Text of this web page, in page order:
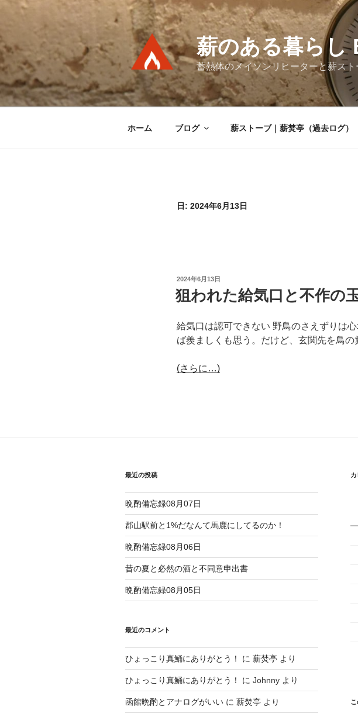
テ
ン
ツ
へ
ス
キ
薪のある暮らし
蓄熱体のメイソンリヒーターと薪ス
ホーム ブログ 薪ストーブ｜薪焚亭（過去ログ）
日: 2024年6月13日
投
稿
日:
2024年6月13日
狙われた給気口と不作の
給気口は認可できない 野鳥のさえずりは
ば羨ましくも思う。だけど、玄関先を鳥
(さらに…)
最近の投稿
晩酌備忘録08月07日
郡山駅前と1%だなんて馬鹿にしてるのか！
晩酌備忘録08月06日
昔の夏と必然の酒と不同意申出書
晩酌備忘録08月05日
最近のコメント
ひょっこり真鯒にありがとう！ に 薪焚亭 より
ひょっこり真鯒にありがとう！ に Johnny より
函館晩酌とアナログがいい に 薪焚亭 より